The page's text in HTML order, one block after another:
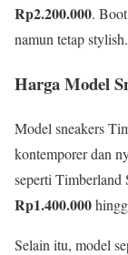
Rp2.200.000.
namun tetap stylish.
Harga Model
Model sneakers
kontemporer dan
seperti Timberland
Rp1.400.000
Selain itu, model